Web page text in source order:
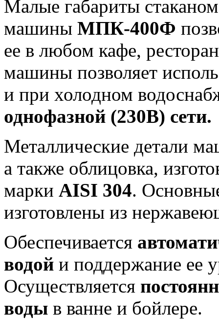
Малые габариты
машины МПК-400Ф
ее в любом кафе,
машины позволяет
и при холодном
однофазной (230В) сети.
Металлические детали
а также облицовка,
марки AISI 304.
изготовлены из
Обеспечивается
водой и поддержание ее
Осуществляется
воды в ванне и бойлере.